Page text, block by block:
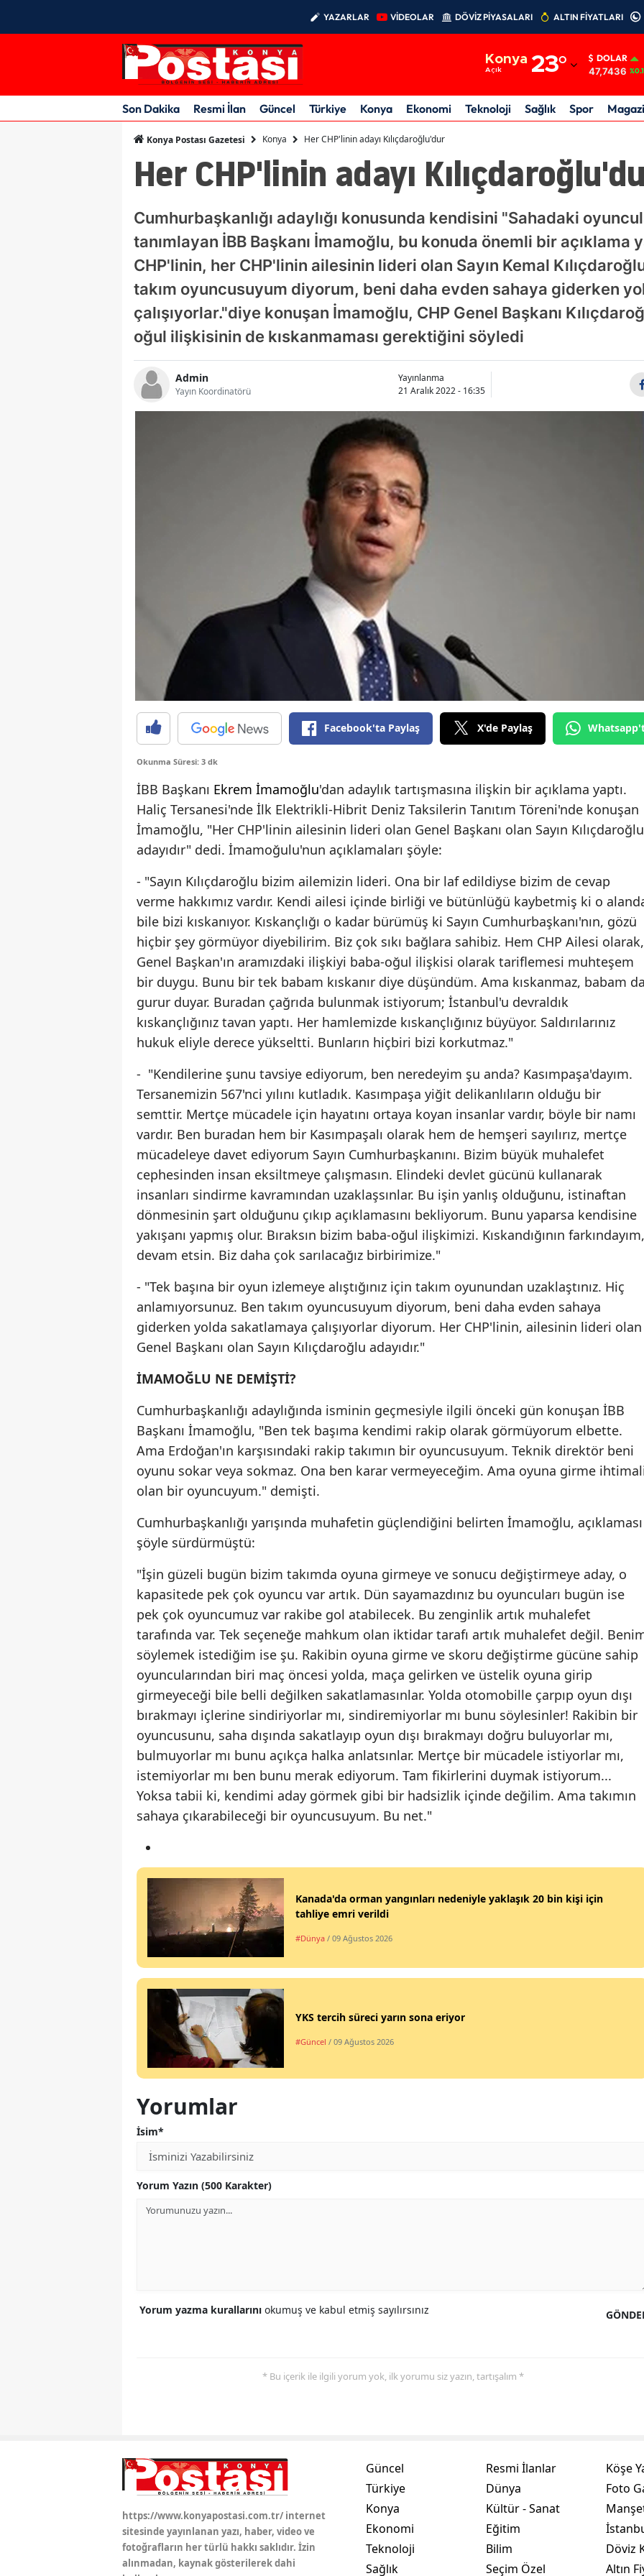
YAZARLAR VİDEOLAR DÖVİZ PİYASALARI ALTIN FİYATLARI
Konya
Açık 23°
Adıyaman
Afyonkarahisar
Amasya
Ankara
Antalya
Artvin
Balıkesir
Bilecik
Elazığ
Erzincan
Gaziantep
Giresun
Hakkari
Hatay
Isparta
Mersin
İstanbul
İzmir
Kars
Kastamonu
Kayseri
Kırklareli
Kırşehir
Kocaeli
Kütahya
Malatya
Muğla
Muş
Niğde
Rize
Sakarya
Samsun
Siirt
Sinop
Sivas
Tekirdağ
Tokat
Şanlıurfa
Uşak
Karaman
Osmaniye
DOLAR
47,7436
Son Dakika Resmi İlan Güncel Türkiye Konya Ekonomi Teknoloji Sağlık Spor
Konya Postası Gazetesi Konya Her CHP'linin adayı Kılıçdaroğlu'dur
Her CHP'linin adayı
Cumhurbaşkanlığı adaylığı konusunda kendisini "Sahadaki
tanımlayan İBB Başkanı İmamoğlu, bu konuda önemli bir açıklama
CHP'linin, her CHP'linin ailesinin lideri olan Sayın Kemal
takım oyuncusuyum diyorum, beni daha evden sahaya giderken
çalışıyorlar."diye konuşan İmamoğlu, CHP Genel Başkanı
oğul ilişkisinin de kıskanmaması gerektiğini söyledi
Admin
Yayın Koordinatörü
Yayınlanma
21 Aralık 2022 - 16:35
Facebook'ta Paylaş X'de Paylaş
Okunma Süresi: 3 dk
İBB Başkanı Ekrem İmamoğlu'dan adaylık tartışmasına ilişkin bir açıklama yaptı.
Haliç Tersanesi'nde İlk Elektrikli-Hibrit Deniz Taksilerin Tanıtım Töreni'nde konuşan
İmamoğlu, "Her CHP'linin ailesinin lideri olan Genel Başkanı olan Sayın Kılıçdaroğlu
adayıdır" dedi. İmamoğulu'nun açıklamaları şöyle:
- "Sayın Kılıçdaroğlu bizim ailemizin lideri. Ona bir laf edildiyse bizim de cevap
verme hakkımız vardır. Kendi ailesi içinde birliği ve bütünlüğü kaybetmiş ki o
bile bizi kıskanıyor. Kıskançlığı o kadar bürümüş ki Sayın Cumhurbaşkanı'nın, gözü
hiçbir şey görmüyor diyebilirim. Biz çok sıkı bağlara sahibiz. Hem CHP Ailesi olarak,
Genel Başkan'ın aramızdaki ilişkiyi baba-oğul ilişkisi olarak tariflemesi muhteşem
bir duygu. Bunu bir tek babam kıskanır diye düşündüm. Ama kıskanmaz, babam
gurur duyar. Buradan çağrıda bulunmak istiyorum; İstanbul'u devraldık
kıskançlığınız tavan yaptı. Her hamlemizde kıskançlığınız büyüyor. Saldırılarınız
hukuk eliyle derece yükseltti. Bunların hiçbiri bizi korkutmaz."
- "Kendilerine şunu tavsiye ediyorum, ben neredeyim şu anda? Kasımpaşa'dayım.
Tersanemizin 567'nci yılını kutladık. Kasımpaşa yiğit delikanlıların olduğu bir
semttir. Mertçe mücadele için hayatını ortaya koyan insanlar vardır, böyle bir namı
vardır. Ben buradan hem bir Kasımpaşalı olarak hem de hemşeri sayılırız, mertçe
mücadeleye davet ediyorum Sayın Cumhurbaşkanını. Bizim büyük muhalefet
cephesinden insan eksiltmeye çalışmasın. Elindeki devlet gücünü kullanarak
insanları sindirme kavramından uzaklaşsınlar. Bu işin yanlış olduğunu, istinaftan
dönmesinin şart olduğunu çıkıp açıklamasını bekliyorum. Bunu yaparsa kendisine
yakışanı yapmış olur. Bıraksın bizim baba-oğul ilişkimizi. Kıskandığının farkındayım,
devam etsin. Biz daha çok sarılacağız birbirimize."
- "Tek başına bir oyun izlemeye alıştığınız için takım oyunundan uzaklaştınız. Hiç
anlamıyorsunuz. Ben takım oyuncusuyum diyorum, beni daha evden sahaya
giderken yolda sakatlamaya çalışıyorlar diyorum. Her CHP'linin, ailesinin lideri olan
Genel Başkanı olan Sayın Kılıçdaroğlu adayıdır."
İMAMOĞLU NE DEMİŞTİ?
Cumhurbaşkanlığı adaylığında isminin geçmesiyle ilgili önceki gün konuşan İBB
Başkanı İmamoğlu, "Ben tek başıma kendimi rakip olarak görmüyorum elbette.
Ama Erdoğan'ın karşısındaki rakip takımın bir oyuncusuyum. Teknik direktör beni
oyunu sokar veya sokmaz. Ona ben karar vermeyeceğim. Ama oyuna girme
olan bir oyuncuyum." demişti.
Cumhurbaşkanlığı yarışında muhafetin güçlendiğini belirten İmamoğlu, açıklaması
şöyle sürdürmüştü:
"İşin güzeli bugün bizim takımda oyuna girmeye ve sonucu değiştirmeye aday, o
kapasitede pek çok oyuncu var artık. Dün sayamazdınız bu oyuncuları bugün ise
pek çok oyuncumuz var rakibe gol atabilecek. Bu zenginlik artık muhalefet
tarafında var. Tek seçeneğe mahkum olan iktidar tarafı artık muhalefet değil.
söylemek istediğim ise şu. Rakibin oyuna girme ve skoru değiştirme gücüne sahip
oyuncularından biri maç öncesi yolda, maça gelirken ve üstelik oyuna girip
girmeyeceği bile belli değilken sakatlamasınlar. Yolda otomobille çarpıp oyun dışı
bırakmayı içlerine sindiriyorlar mı, sindiremiyorlar mı bunu söylesinler! Rakibin bir
oyuncusunu, saha dışında sakatlayıp oyun dışı bırakmayı doğru buluyorlar mı,
bulmuyorlar mı bunu açıkça halka anlatsınlar. Mertçe bir mücadele istiyorlar mı,
istemiyorlar mı ben bunu merak ediyorum. Tam fikirlerini duymak istiyorum...
Yoksa tabii ki, kendimi aday görmek gibi bir hadsizlik içinde değilim. Ama takımın
sahaya çıkarabileceği bir oyuncusuyum. Bu net."
Kanada'da orman yangınları nedeniyle yaklaşık 20 bin kişi için
tahliye emri verildi
#Dünya / 09 Ağustos 2026
YKS tercih süreci yarın sona eriyor
#Güncel / 09 Ağustos 2026
Yorumlar
İsim*
Yorum Yazın (500 Karakter)
Yorum yazma kurallarını okumuş ve kabul etmiş sayılırsınız
* Bu içerik ile ilgili yorum yok, ilk yorumu siz yazın, tartışalım *
https://www.konyapostasi.com.tr/ internet
sitesinde yayınlanan yazı, haber, video ve
fotoğrafların her türlü hakkı saklıdır. İzin
alınmadan, kaynak gösterilerek dahi
Güncel
Türkiye
Konya
Ekonomi
Teknoloji
Sağlık
Resmi İlanlar
Dünya
Kültür - Sanat
Eğitim
Bilim
Seçim Özel
Köşe
Foto
Döviz
Altın